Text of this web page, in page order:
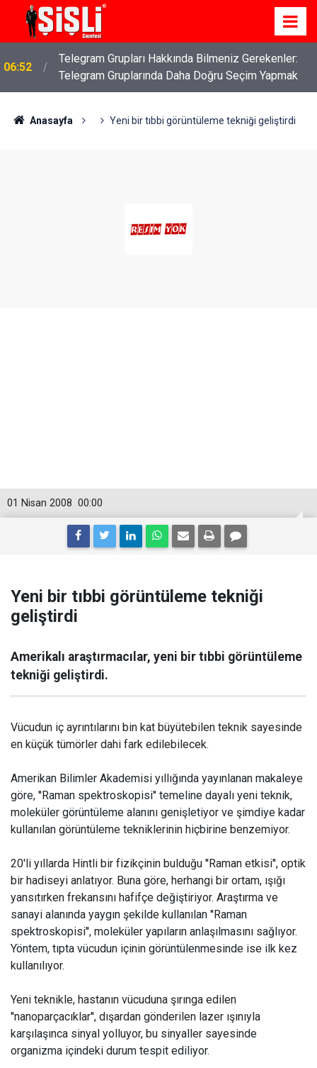
06:52
Telegram Grupları Hakkında Bilmeniz Gerekenler:
Telegram Gruplarında Daha Doğru Seçim Yapmak
Anasayfa Yeni bir tıbbi görüntüleme tekniği geliştirdi
00:00
01 Nisan 2008
Yeni bir tıbbi görüntüleme tekniği
geliştirdi
Amerikalı araştırmacılar, yeni bir tıbbi görüntüleme
tekniği geliştirdi.
Vücudun iç ayrıntılarını bin kat büyütebilen teknik sayesinde
en küçük tümörler dahi fark edilebilecek.
Amerikan Bilimler Akademisi yıllığında yayınlanan makaleye
göre, ''Raman spektroskopisi'' temeline dayalı yeni teknik,
moleküler görüntüleme alanını genişletiyor ve şimdiye kadar
kullanılan görüntüleme tekniklerinin hiçbirine benzemiyor.
20'li yıllarda Hintli bir fizikçinin bulduğu ''Raman etkisi'', optik
bir hadiseyi anlatıyor. Buna göre, herhangi bir ortam, ışığı
yansıtırken frekansını hafifçe değiştiriyor. Araştırma ve
sanayi alanında yaygın şekilde kullanılan ''Raman
spektroskopisi'', moleküler yapıların anlaşılmasını sağlıyor.
Yöntem, tıpta vücudun içinin görüntülenmesinde ise ilk kez
kullanılıyor.
Yeni teknikle, hastanın vücuduna şırınga edilen
''nanoparçacıklar'', dışardan gönderilen lazer ışınıyla
karşılaşınca sinyal yolluyor, bu sinyaller sayesinde
organizma içindeki durum tespit ediliyor.